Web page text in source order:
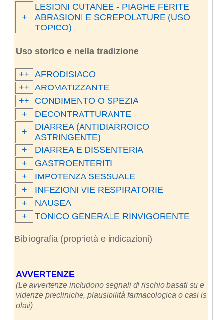
+
LESIONI CUTANEE - PIAGHE FERITE
ABRASIONI E SCREPOLATURE (USO
TOPICO)
Uso storico e nella tradizione
++ AFRODISIACO
++ AROMATIZZANTE
++
CONDIMENTO O SPEZIA
+
DECONTRATTURANTE
+
DIARREA (ANTIDIARROICO
ASTRINGENTE)
+
DIARREA E DISSENTERIA
+
GASTROENTERITI
+
IMPOTENZA SESSUALE
+
INFEZIONI VIE RESPIRATORIE
+
NAUSEA
+
TONICO GENERALE RINVIGORENTE
Bibliografia (proprietà e indicazioni)
AVVERTENZE
(Le avvertenze includono segnali di rischio basati su e
videnze precliniche, plausibilità farmacologica o casi is
olati)